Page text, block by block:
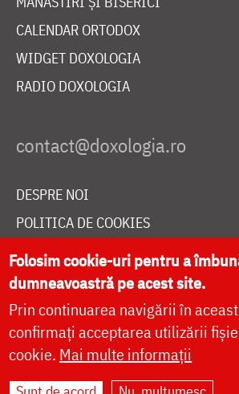
CALENDAR ORTODOX
WIDGET DOXOLOGIA
RADIO DOXOLOGIA
DESPRE NOI
POLITICA DE COOKIES
DONEAZĂ ONLINE PENTRU
LIVE
Folosim cookie-uri pentru a
dumneavoastră pe acest site.
Prin continuarea navigării în
confirmați acceptarea utilizării
cookie. Mai multe informații